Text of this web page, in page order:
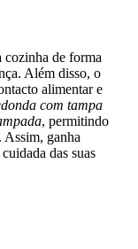
cozinha de forma
Além disso, o
alimentar e
com tampa
, permitindo
Assim, ganha
das suas